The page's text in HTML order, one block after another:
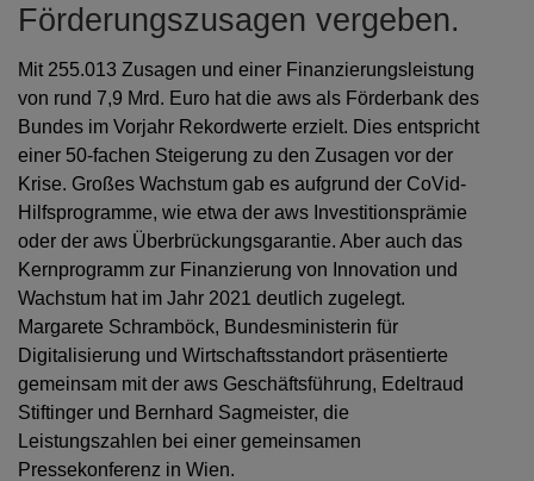
Förderungszusagen vergeben.
Mit 255.013 Zusagen und einer Finanzierungsleistung
von rund 7,9 Mrd. Euro hat die aws als Förderbank des
Bundes im Vorjahr Rekordwerte erzielt. Dies entspricht
einer 50-fachen Steigerung zu den Zusagen vor der
Krise. Großes Wachstum gab es aufgrund der CoVid-
Hilfsprogramme, wie etwa der aws Investitionsprämie
oder der aws Überbrückungsgarantie. Aber auch das
Kernprogramm zur Finanzierung von Innovation und
Wachstum hat im Jahr 2021 deutlich zugelegt.
Margarete Schramböck, Bundesministerin für
Digitalisierung und Wirtschaftsstandort präsentierte
gemeinsam mit der aws Geschäftsführung, Edeltraud
Stiftinger und Bernhard Sagmeister, die
Leistungszahlen bei einer gemeinsamen
Pressekonferenz in Wien.